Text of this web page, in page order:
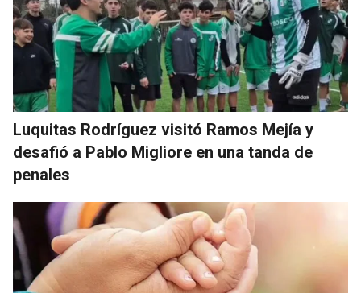
Luquitas Rodríguez visitó Ramos Mejía y
desafió a Pablo Migliore en una tanda de
penales